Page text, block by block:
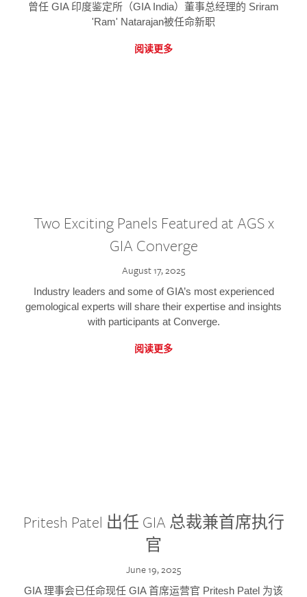
曾任 GIA 印度鉴定所（GIA India）董事总经理的 Sriram
'Ram' Natarajan被任命新职
阅读更多
Two Exciting Panels Featured at AGS x
GIA Converge
August 17, 2025
Industry leaders and some of GIA’s most experienced
gemological experts will share their expertise and insights
with participants at Converge.
阅读更多
Pritesh Patel 出任 GIA 总裁兼首席执行
官
June 19, 2025
GIA 理事会已任命现任 GIA 首席运营官 Pritesh Patel 为该